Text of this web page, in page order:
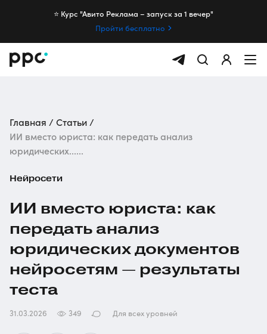
⭐️ Курс "Авито Реклама – запуск за 1 вечер"
Пройти бесплатно
Главная
Статьи
ИИ вместо юриста: как передать анализ
юридических......
Нейросети
ИИ вместо юриста: как
передать анализ
юридических документов
нейросетям — результаты
теста
31.03.2026 349 Для всех уровней